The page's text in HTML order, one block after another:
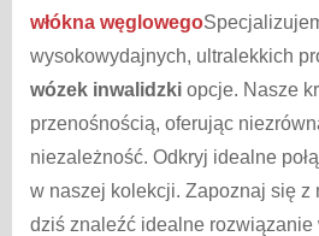
włókna węglowego
wysokowydajnych, ultralekkich
wózek inwalidzki opcje. Nasze
przenośnością, oferując
niezależność. Odkryj idealne
w naszej kolekcji. Zapoznaj się z
dziś znaleźć idealne rozwiązanie